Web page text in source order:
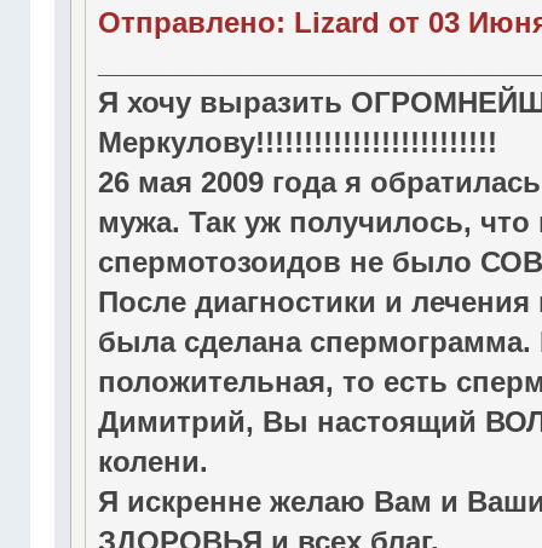
Отправлено: Lizard от 03
Я хочу выразить
Меркулову!!!!!!!!!!!!!!!!!!!!!!!!!
26 мая 2009 года я
мужа. Так уж получилось,
спермотозоидов не было
После диагностики и
была сделана спермограмма.
положительная, то есть
Димитрий, Вы настоящий
колени.
Я искренне желаю Вам и